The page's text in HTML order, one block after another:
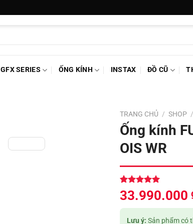
GFX SERIES ỐNG KÍNH INSTAX ĐỒ CŨ
TRANG CHỦ / SHOP /
Ống kính
OIS WR
5.00trên 5
dựa trên
1
đánh giá
33.990.000
Lưu ý: Sản phẩm có